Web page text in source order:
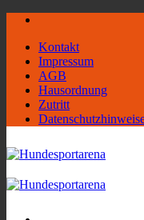
Zum
springenKontakt
Impressum
AGB
Hausordnung
Zutritt